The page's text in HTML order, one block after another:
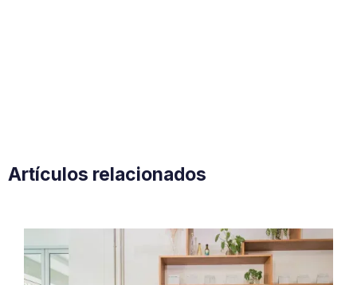
Artículos relacionados